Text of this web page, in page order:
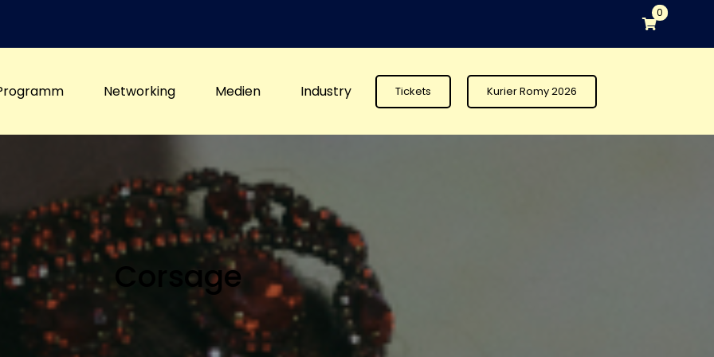
0
Networking Medien Industry Tickets Kurier Romy 2026
Corsage